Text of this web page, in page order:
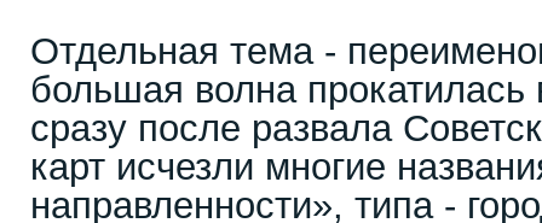
Отдельная тема -
большая волна прокатилась
сразу после развала
карт исчезли многие
направленности», типа -